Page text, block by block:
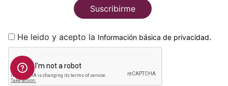
Suscribirme
He leido y acepto la Información básica de privacidad.